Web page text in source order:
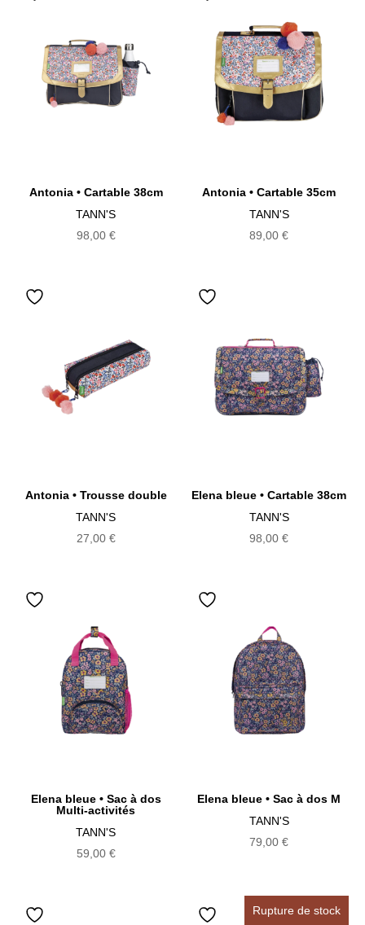
Antonia • Cartable 38cm
TANN'S
98,00 €
Antonia • Cartable 35cm
TANN'S
89,00€
Antonia • Trousse double
TANN'S
27,00 €
Elena bleue • Cartable 38cm
TANN'S
98,00€
Elena bleue • Sac à dos
Multi-activités
TANN'S
59,00 €
Elena bleue • Sac à dos M
TANN'S
79,00€
Rupture de stock